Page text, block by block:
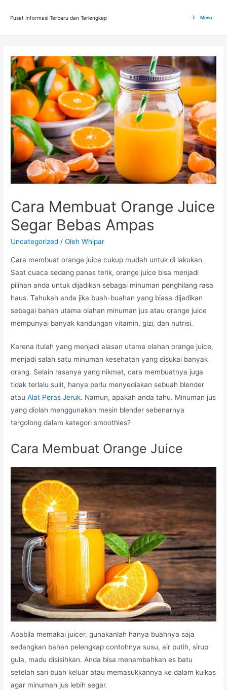
Pusat Informasi Terbaru dan Terlengkap Menu
Cara Membuat Orange Juice
Segar Bebas Ampas
Uncategorized / OlehWhipar
Cara membuat orange juice cukup mudah untuk di lakukan.
Saat cuaca sedang panas terik, orange juice bisa menjadi
pilihan anda untuk dijadikan sebagai minuman penghilang rasa
haus. Tahukah anda jika buah-buahan yang biasa dijadikan
sebagai bahan utama olahan minuman jus atau orange juice
mempunyai banyak kandungan vitamin, gizi, dan nutrisi.
Karena itulah yang menjadi alasan utama olahan orange juice,
menjadi salah satu minuman kesehatan yang disukai banyak
orang. Selain rasanya yang nikmat, cara membuatnya juga
tidak terlalu sulit, hanya perlu menyediakan sebuah blender
atauAlat Peras Jeruk. Namun, apakah anda tahu. Minuman jus
yang diolah menggunakan mesin blender sebenarnya
tergolong dalam kategori smoothies?
Cara Membuat Orange Juice
Apabila memakai juicer, gunakanlah hanya buahnya saja
sedangkan bahan pelengkap contohnya susu, air putih, sirup
gula, madu disisihkan. Anda bisa menambahkan es batu
setelah sari buah keluar atau memasukkannya ke dalam kulkas
agar minuman jus lebih segar.